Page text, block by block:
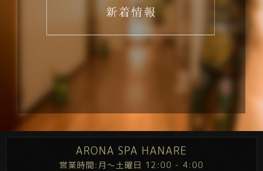
ARONA SPA HANARE
営業時間:月～土曜日 12:00 - 4:00